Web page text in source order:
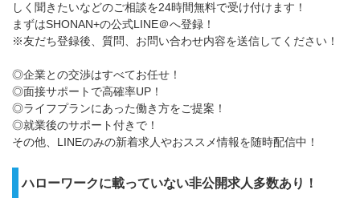
しく聞きたいなどのご相談を24時間無料で受け付けます！
まずはSHONAN+の公式LINE＠へ登録！
※友だち登録後、質問、お問い合わせ内容を送信してください！
◎企業との交渉はすべてお任せ！
◎面接サポートで高確率UP！
◎ライフプランにあった働き方をご提案！
◎就業後のサポート付きで！
その他、LINEのみの新着求人やおススメ情報を随時配信中！
ハローワークに載っていない非公開求人多数あり！